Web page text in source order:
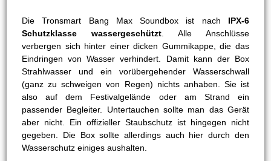
Die Tronsmart Bang Max Soundbox ist nach IPX-6
Schutzklasse wassergeschützt . Alle Anschlüsse
verbergen sich hinter einer dicken Gummikappe, die das
Eindringen von Wasser verhindert. Damit kann der Box
Strahlwasser und ein vorübergehender Wasserschwall
(ganz zu schweigen von Regen) nichts anhaben. Sie ist
also auf dem Festivalgelände oder am Strand ein
passender Begleiter. Untertauchen sollte man das Gerät
aber nicht. Ein offizieller Staubschutz ist hingegen nicht
gegeben. Die Box sollte allerdings auch hier durch den
Wasserschutz einiges aushalten.